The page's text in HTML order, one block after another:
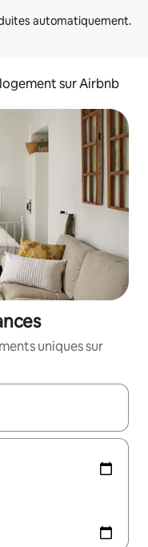
sur Airbnb
uniques sur
les flèches vers le